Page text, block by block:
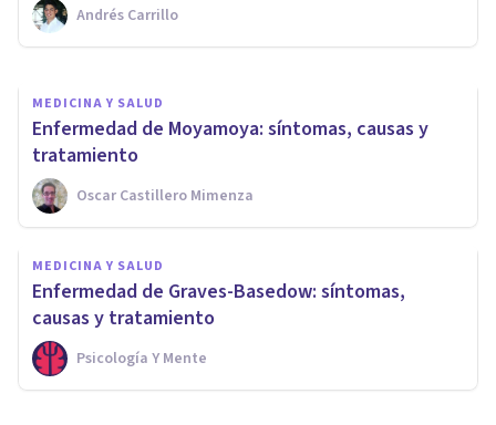
Andrés Carrillo
Andrés Carrillo
MEDICINA Y SALUD
Enfermedad de Moyamoya: síntomas, causas y
tratamiento
Oscar Castillero Mimenza
MEDICINA Y SALUD
Enfermedad de Graves-Basedow: síntomas,
causas y tratamiento
Psicología Y Mente